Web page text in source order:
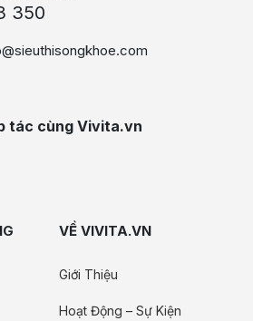
350
tác cùng Vivita.vn
VỀ VIVITA.VN
Giới Thiệu
Hoạt Động – Sự Kiện